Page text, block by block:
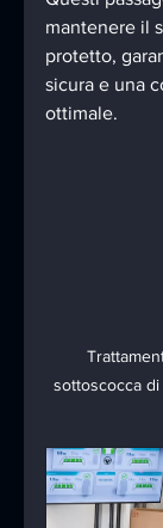
mantenere il
protetto,
sicura e una
ottimale.
sottoscocca di